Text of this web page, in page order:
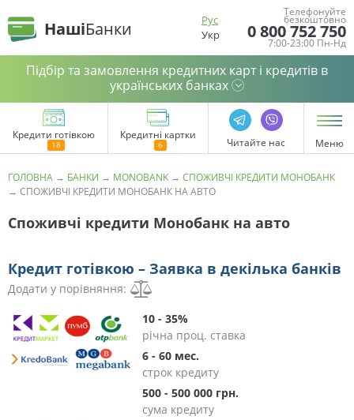
НашіБанки
Рус
Укр
Телефонуйте
безкоштовно
0 800 752 750
7:00-23:00 Пн-Нд
Підбір та замовлення кредитних карт і кредитів в
українських банках
Кредити готівкою Кредитні картки
Читайте нас Меню
ГОЛОВНА → БАНКИ → MONOBANK → СПОЖИВЧІ КРЕДИТИ МОНОБАНК
→ СПОЖИВЧІ КРЕДИТИ МОНОБАНК НА АВТО
Споживчі кредити Монобанк на авто
Кредит готівкою – Заявка в декілька банків
Додати у порівняння:
10 - 35%
річна проц. ставка
6 - 60 мес.
строк кредиту
500 - 500 000 грн.
сума кредиту